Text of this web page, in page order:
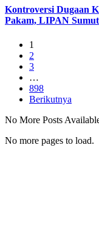
Kontroversi Dugaan
Pakam, LIPAN
1
2
3
…
898
Berikutnya
No More Posts
No more pages to load.